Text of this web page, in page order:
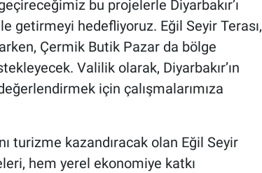
bu projelerle Diyarbakır’ı
getirmeyi hedefliyoruz. Eğil Seyir Terası,
Çermik Butik Pazar da bölge
Valilik olarak, Diyarbakır’ın
için çalışmalarımıza
turizme kazandıracak olan Eğil Seyir
hem yerel ekonomiye katkı